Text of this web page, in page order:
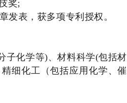
奖;
发表，获多项专利授权。
子化学等)、材料科学(包括材
精细化工（包括应用化学、催